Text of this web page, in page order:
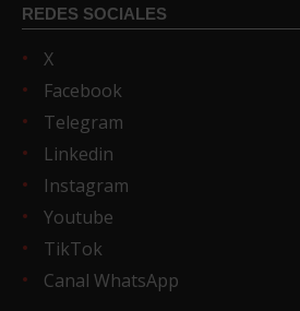
REDES SOCIALES
X
Facebook
Telegram
Linkedin
Instagram
Youtube
TikTok
Canal WhatsApp